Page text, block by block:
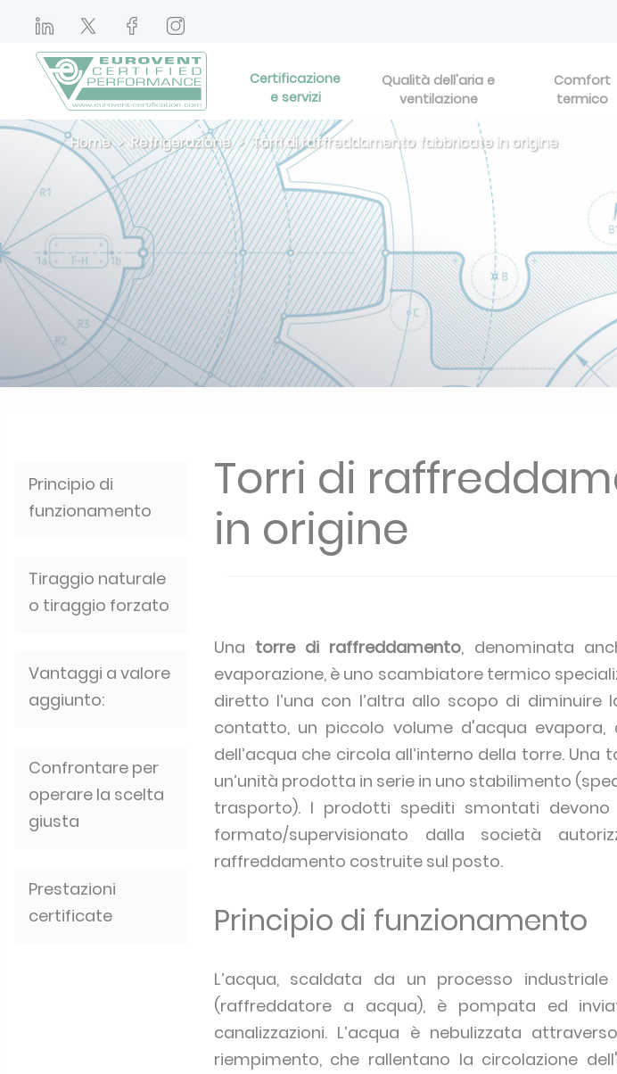
Certificazione
e servizi
Qualità dell'aria e
ventilazione
Comfort
termico
Home Refrigerazione Torri di raffreddamento fabbricate in origine
Principio di
funzionamento
Tiraggio naturale
o tiraggio forzato
Vantaggi a valore
aggiunto:
Confrontare per
operare la scelta
giusta
Prestazioni
certificate
Torri di
in origine
Una torre di raffreddamento, denominata
evaporazione, è uno scambiatore termico
diretto l’una con l’altra allo scopo di
contatto, un piccolo volume d'acqua
dell’acqua che circola all’interno della torre.
un’unità prodotta in serie in uno stabilimento
trasporto). I prodotti spediti smontati
formato/supervisionato dalla società
raffreddamento costruite sul posto.
Principio di funzionamento
L’acqua, scaldata da un processo
(raffreddatore a acqua), è pompata ed
canalizzazioni. L’acqua è nebulizzata
riempimento, che rallentano la circolazione